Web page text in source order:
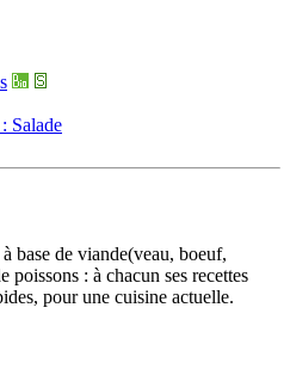
Salade
base de viande(veau, boeuf,
: à chacun ses recettes
pour une cuisine actuelle.